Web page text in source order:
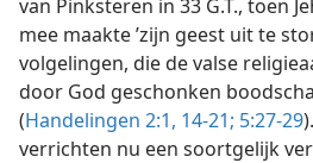
van Pinksteren in 33 G.T., toen
mee maakte ’zijn geest uit te
volgelingen, die de valse
door God geschonken
(Handelingen 2:1, 14-21; 5:27-29
verrichten nu een soortgelijk